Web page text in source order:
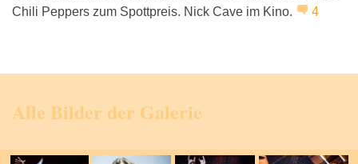
Chili Peppers zum Spottpreis. Nick Cave im Kino.
4
Alle Bilder der Galerie